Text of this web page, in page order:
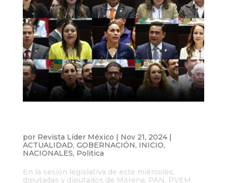
por Revista Líder México | Nov 21, 2024|
ACTUALIDAD, GOBERNACIÓN, INICIO,
NACIONALES, Politica
En la sesión legislativa de este miércoles,
diputadas y diputados de Morena, PAN, PVEM,